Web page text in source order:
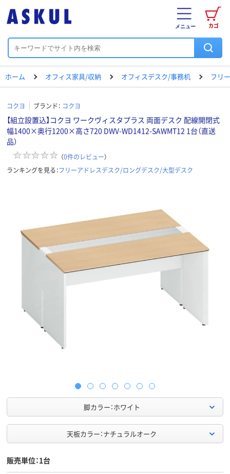
カゴ
メニュー
ホーム オフィス家具/収納 オフィスデスク/事務机 フリ
コクヨ ブランド： コクヨ
【組立設置込】コクヨ ワークヴィスタプラス 両面デスク 配線開閉式
幅1400×奥行1200×高さ720 DWV-WD1412-SAWMT12 1台（直送
品）
（0件のレビュー）
ランキングを見る：フリーアドレスデスク/ロングデスク/大型デスク
脚カラー：ホワイト
天板カラー：ナチュラルオーク
販売単位：1台